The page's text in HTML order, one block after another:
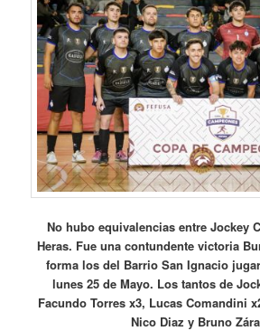
No hubo equivalencias entre Jockey
Heras. Fue una contundente victoria
forma los del Barrio San Ignacio
lunes 25 de Mayo. Los tantos de
Facundo Torres x3, Lucas Comandini
Nico Diaz y Bruno